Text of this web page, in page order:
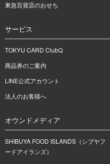
東急百貨店のおせち
サービス
TOKYU CARD ClubQ
商品券のご案内
LINE公式アカウント
法人のお客様へ
オウンドメディア
SHIBUYA FOOD ISLANDS（シブヤフ
ードアイランズ）